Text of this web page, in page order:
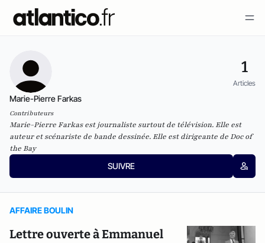
1
Articles
Marie-Pierre Farkas
Contributeurs
Marie-Pierre Farkas est journaliste surtout de télévision. Elle est
auteur et scénariste de bande dessinée. Elle est dirigeante de Doc of
the Bay
SUIVRE
AFFAIRE BOULIN
Lettre ouverte à Emmanuel